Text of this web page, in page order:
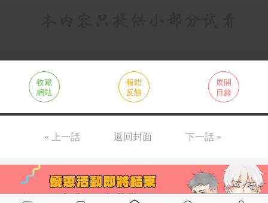
收藏
網站
報錯
反饋
展開
目錄
« 上一話 返回封面 下一話 »